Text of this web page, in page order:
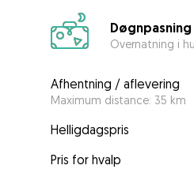
Døgnpasning
Overnatning i
Afhentning / aflevering
Maximum distance: 35 km
Helligdagspris
Pris for hvalp